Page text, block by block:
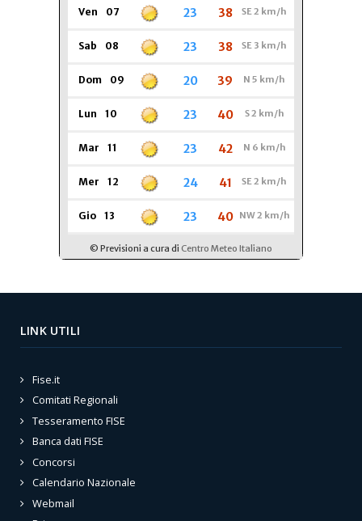
LINK UTILI
Fise.it
Comitati Regionali
Tesseramento FISE
Banca dati FISE
Concorsi
Calendario Nazionale
Webmail